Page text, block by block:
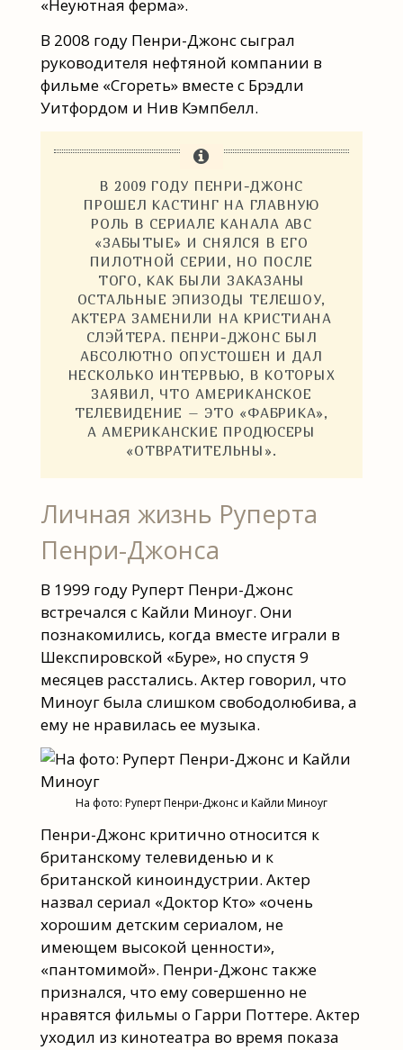
«Неуютная ферма».
В 2008 году Пенри-Джонс сыграл
руководителя нефтяной компании в
фильме «Сгореть» вместе с Брэдли
Уитфордом и Нив Кэмпбелл.
В 2009 ГОДУ ПЕНРИ-ДЖОНС
ПРОШЕЛ КАСТИНГ НА ГЛАВНУЮ
РОЛЬ В СЕРИАЛЕ КАНАЛА ABC
«ЗАБЫТЫЕ» И СНЯЛСЯ В ЕГО
ПИЛОТНОЙ СЕРИИ, НО ПОСЛЕ
ТОГО, КАК БЫЛИ ЗАКАЗАНЫ
ОСТАЛЬНЫЕ ЭПИЗОДЫ ТЕЛЕШОУ,
АКТЕРА ЗАМЕНИЛИ НА КРИСТИАНА
СЛЭЙТЕРА. ПЕНРИ-ДЖОНС БЫЛ
АБСОЛЮТНО ОПУСТОШЕН И ДАЛ
НЕСКОЛЬКО ИНТЕРВЬЮ, В КОТОРЫХ
ЗАЯВИЛ, ЧТО АМЕРИКАНСКОЕ
ТЕЛЕВИДЕНИЕ – ЭТО «ФАБРИКА»,
А АМЕРИКАНСКИЕ ПРОДЮСЕРЫ
«ОТВРАТИТЕЛЬНЫ».
Личная жизнь Руперта
Пенри-Джонса
В 1999 году Руперт Пенри-Джонс
встречался с Кайли Миноуг. Они
познакомились, когда вместе играли в
Шекспировской «Буре», но спустя 9
месяцев расстались. Актер говорил, что
Миноуг была слишком свободолюбива, а
ему не нравилась ее музыка.
На фото: Руперт Пенри-Джонс и Кайли Миноуг
Пенри-Джонс критично относится к
британскому телевиденью и к
британской киноиндустрии. Актер
назвал сериал «Доктор Кто» «очень
хорошим детским сериалом, не
имеющем высокой ценности»,
«пантомимой». Пенри-Джонс также
признался, что ему совершенно не
нравятся фильмы о Гарри Поттере. Актер
уходил из кинотеатра во время показа